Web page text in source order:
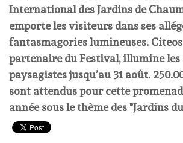
International des Jardins de
emporte les visiteurs dans ses
fantasmagories lumineuses.
partenaire du Festival, illumine les
paysagistes jusqu’au 31 août.
sont attendus pour cette
année sous le thème des "Jardins